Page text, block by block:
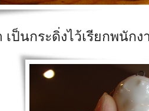
ป็นกระดิ่งไว้เรียกพนัก